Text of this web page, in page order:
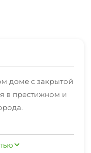
доме с закрытой
в престижном и
не потерять